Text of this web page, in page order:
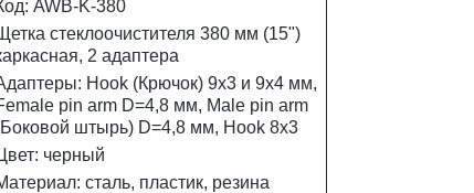
AWB-K-380
стеклоочистителя 380 мм (15")
2 адаптера
Hook (Крючок) 9х3 и 9х4 мм,
pin arm D=4,8 мм, Male pin arm
штырь) D=4,8 мм, Hook 8x3
черный
сталь, пластик, резина